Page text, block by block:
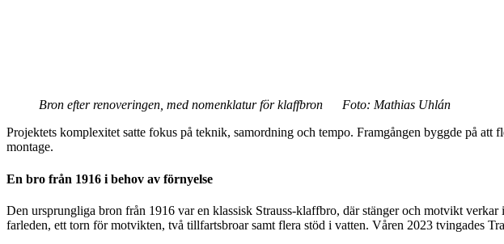
Bron efter renoveringen, med nomenklatur för klaffbron Foto: Mathias Uhlán
Projektets komplexitet satte fokus på teknik, samordning och tempo. Framgången byggde på
montage.
En bro från 1916 i behov av förnyelse
Den ursprungliga bron från 1916 var en klassisk Strauss-klaffbro, där stänger och motvikt
farleden, ett torn för motvikten, två tillfartsbroar samt flera stöd i vatten. Våren 2023 tvingades